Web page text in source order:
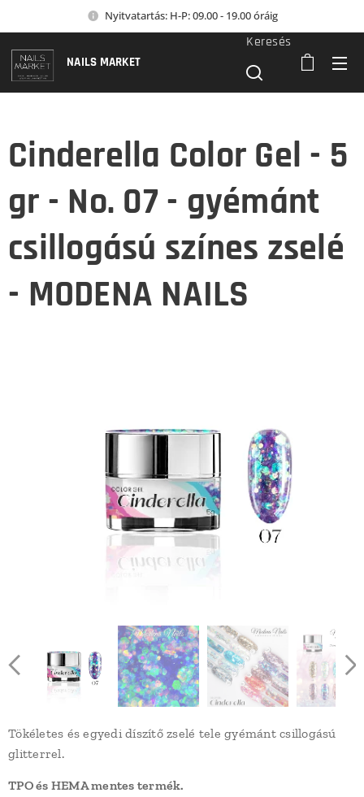
Nyitvatartás: H-P: 09.00 - 19.00 óráig
NAILS MARKET
Keresés
Cinderella Color Gel - 5
gr - No. 07 - gyémánt
csillogású színes zselé
- MODENA NAILS
Tökéletes és egyedi díszítő zselé tele gyémánt csillogású
glitterrel.
TPO és HEMA mentes termék.